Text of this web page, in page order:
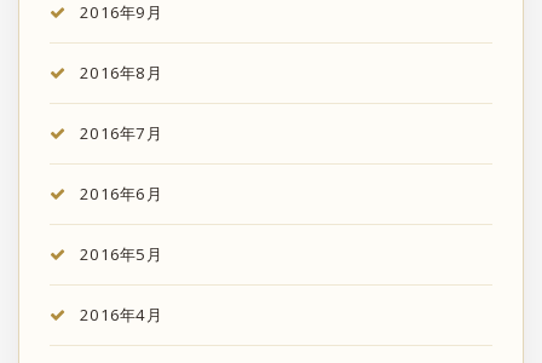
2016年9月
2016年8月
2016年7月
2016年6月
2016年5月
2016年4月